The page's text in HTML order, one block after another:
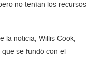
no tenían los recursos
la noticia, Willis Cook,
se fundó con el